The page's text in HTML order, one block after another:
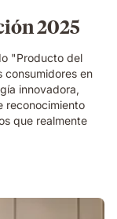
2025
"Producto del
en
innovadora,
reconocimiento
que realmente